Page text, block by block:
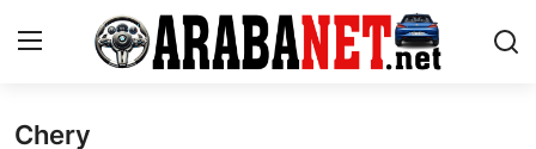
Giriş yapmak
Chery